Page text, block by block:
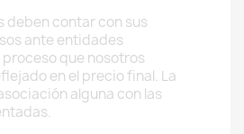
deben contar con sus
ante entidades
que nosotros
en el precio final. La
alguna con las